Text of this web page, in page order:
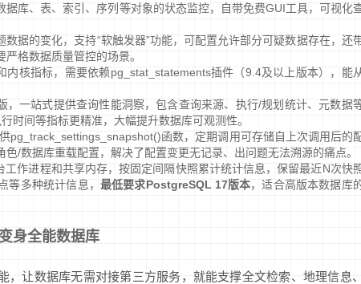
库、表、索引、序列等对象的状态监控，自带免费GUI工具，可视化
据的变化，支持“软触发器”功能，可配置允许部分可疑数据存在，还
格数据质量管控的场景。
内核指标，需要依赖pg_stat_statements插件（9.4及以上版本），能
，一站式提供查询性能洞察，包含查询来源、执行/规划统计、元数据
时间等指标更精准，大幅提升数据库可观测性。
pg_track_settings_snapshot()函数，定期调用可存储自上次调用后的
/数据库重载配置，解决了配置变更无记录、出问题无法溯源的痛点。
作进程和共享内存，按固定间隔快照累计统计信息，保留最近N次快
等多种统计信息， 最低要求PostgreSQL 17版本，适合高版本数据库
身全能数据库
让数据库无需对接第三方服务，就能支撑全文检索、地理信息、